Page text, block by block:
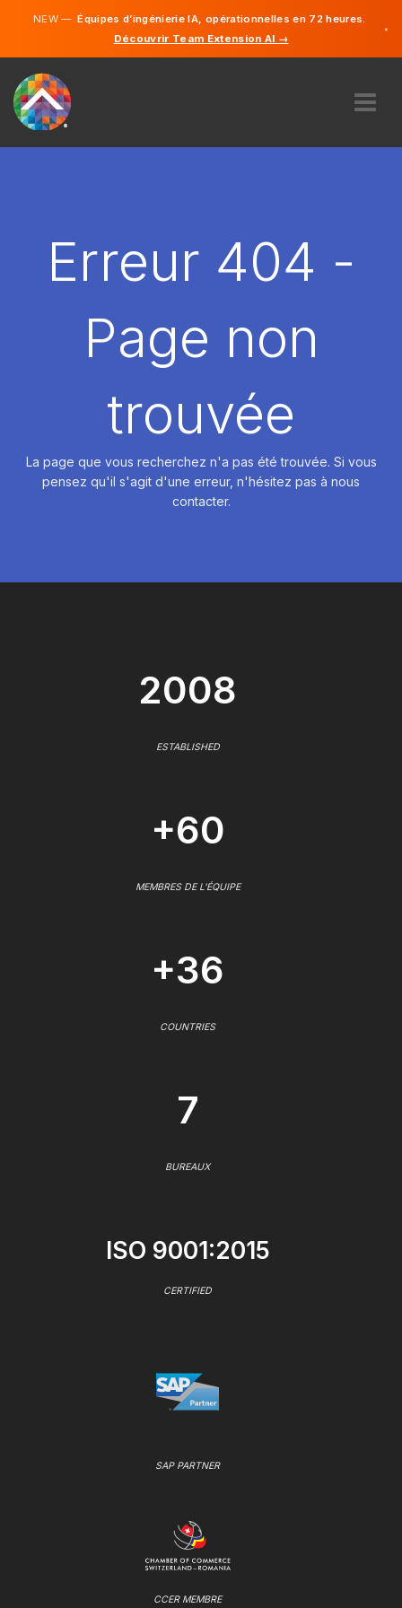
NEW —Équipes d’ingénierie IA, opérationnelles en 72 heures.
Découvrir Team Extension AI →
×
DÉMARRER
Erreur 404 -
Page non
trouvée
La page que vous recherchez n'a pas été trouvée. Si vous
pensez qu'il s'agit d'une erreur, n'hésitez pas à nous
contacter.
2008
ESTABLISHED
+60
MEMBRES DE L'ÉQUIPE
+36
COUNTRIES
7
BUREAUX
ISO 9001:2015
CERTIFIED
SAP PARTNER
CCER MEMBRE